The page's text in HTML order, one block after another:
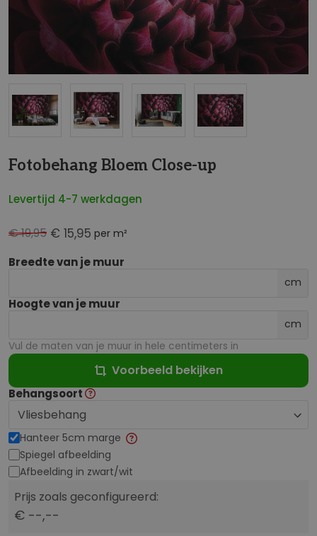
Fotobehang Bloem Close-up
Levertijd 4-7 werkdagen
€ 15,95 per m²
€ 19,95
Breedte van je muur
cm
Hoogte van je muur
cm
Vul de maten van je muur in hele centimeters in
Voorbeeld bekijken
Behangsoort
Hanteer 5cm marge
Spiegel afbeelding
Afbeelding in zwart/wit
Prijs zoals geconfigureerd:
€ --,--